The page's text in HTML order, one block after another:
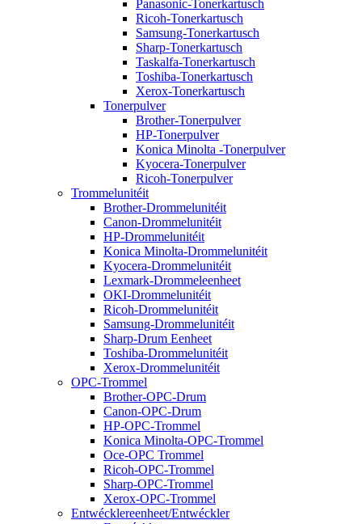
Panasonic-Tonerkartusch
Ricoh-Tonerkartusch
Samsung-Tonerkartusch
Sharp-Tonerkartusch
Taskalfa-Tonerkartusch
Toshiba-Tonerkartusch
Xerox-Tonerkartusch
Tonerpulver
Brother-Tonerpulver
HP-Tonerpulver
Konica Minolta -Tonerpulver
Kyocera-Tonerpulver
Ricoh-Tonerpulver
Trommelunitéit
Brother-Drommelunitéit
Canon-Drommelunitéit
HP-Drommelunitéit
Konica Minolta-Drommelunitéit
Kyocera-Drommelunitéit
Lexmark-Drommeleenheet
OKI-Drommelunitéit
Ricoh-Drommelunitéit
Samsung-Drommelunitéit
Sharp-Drum Eenheet
Toshiba-Drommelunitéit
Xerox-Drommelunitéit
OPC-Trommel
Brother-OPC-Drum
Canon-OPC-Drum
HP-OPC-Trommel
Konica Minolta-OPC-Trommel
Oce-OPC Trommel
Ricoh-OPC-Trommel
Sharp-OPC-Trommel
Xerox-OPC-Trommel
Entwécklereenheet/Entwéckler